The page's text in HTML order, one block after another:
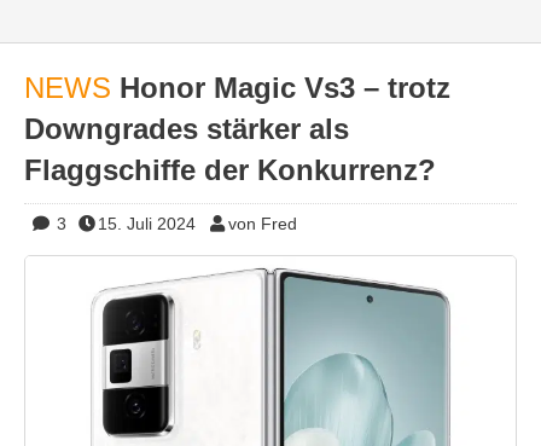
NEWS Honor Magic Vs3 – trotz
Downgrades stärker als
Flaggschiffe der Konkurrenz?
3 15. Juli 2024 von Fred